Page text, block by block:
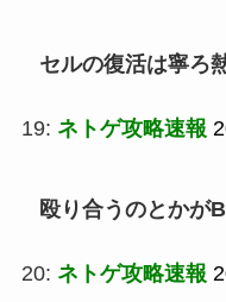
セルの復活は寧ろ
19: ネトゲ攻略速報
殴り合うのとかが
20: ネトゲ攻略速報